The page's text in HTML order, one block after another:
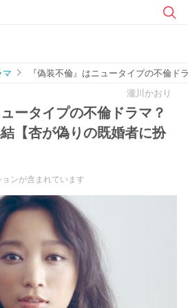
マ
『偽装不倫』はニュータイプの不倫
瀧川かおり
ータイプの不倫ドラマ？
【杏が偽りの既婚者に扮
ンが含まれています